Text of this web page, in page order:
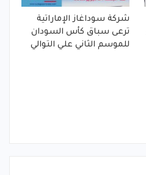
شركة سوداغاز الإماراتية
ترعى سباق كأس السودان
للموسم الثاني علي التوالي